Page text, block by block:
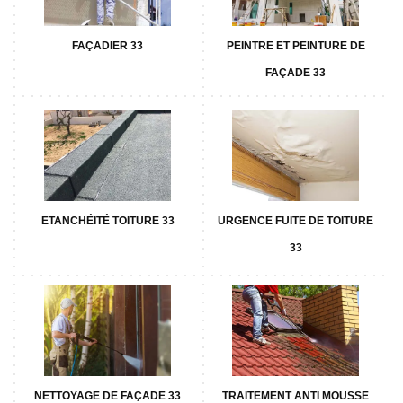
FAÇADIER 33 PEINTRE ET PEINTURE DE
FAÇADE 33
ETANCHÉITÉ TOITURE 33 URGENCE FUITE DE TOITURE
33
NETTOYAGE DE FAÇADE 33 TRAITEMENT ANTI MOUSSE